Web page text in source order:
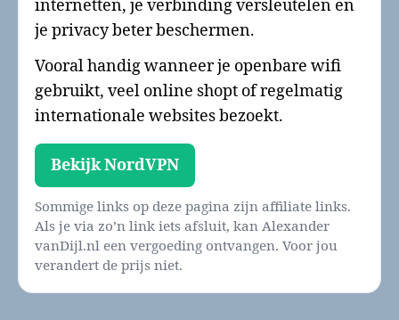
internetten, je verbinding versleutelen en
je privacy beter beschermen.
Vooral handig wanneer je openbare wifi
gebruikt, veel online shopt of regelmatig
internationale websites bezoekt.
Bekijk NordVPN
Sommige links op deze pagina zijn affiliate links.
Als je via zo’n link iets afsluit, kan Alexander
vanDijl.nl een vergoeding ontvangen. Voor jou
verandert de prijs niet.